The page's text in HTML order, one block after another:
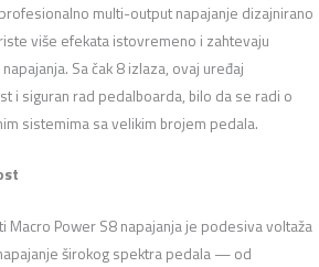
multi-output napajanje dizajnirano
više efekata istovremeno i zahtevaju
Sa čak 8 izlaza, ovaj uređaj
i siguran rad pedalboarda, bilo da se radi o
sistemima sa velikim brojem pedala.
Macro Power S8 napajanja je podesiva voltaža
širokog spektra pedala — od